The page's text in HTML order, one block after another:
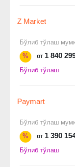
Z Market
Бўлиб тўлаш
%
от 1 840
Бўлиб тўлаш
Paymart
Бўлиб тўлаш
%
от 1 390
Бўлиб тўлаш